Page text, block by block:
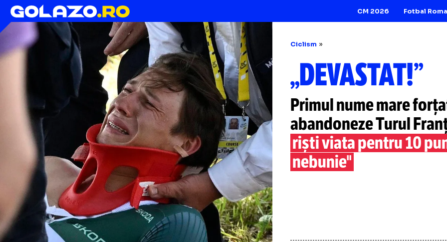
CM 2026
Ciclism
„DEVASTAT!”
Primul nume
abandoneze
riști viata pentru
nebunie"